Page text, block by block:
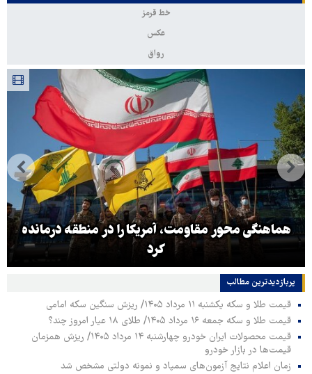
خط قرمز
عکس
رواق
هماهنگی محور مقاومت، آمریکا را در منطقه درمانده
کرد
پربازدیدترین‌ مطالب
قیمت طلا و سکه یکشنبه ۱۱ مرداد ۱۴۰۵/ ریزش سنگین سکه امامی
قیمت طلا و سکه جمعه ۱۶ مرداد ۱۴۰۵/ طلای ۱۸ عیار امروز چند؟
قیمت محصولات ایران خودرو چهارشنبه ۱۴ مرداد ۱۴۰۵/ ریزش همزمان
قیمت‌ها در بازار خودرو
زمان اعلام نتایج آزمون‌های سمپاد و نمونه دولتی مشخص شد